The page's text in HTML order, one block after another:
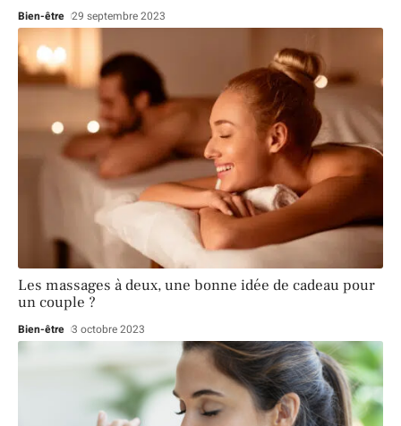
Bien-être 29 septembre 2023
Les massages à deux, une bonne idée de cadeau pour
un couple ?
Bien-être 3 octobre 2023